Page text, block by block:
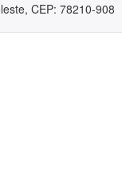
CEP: 78210-908